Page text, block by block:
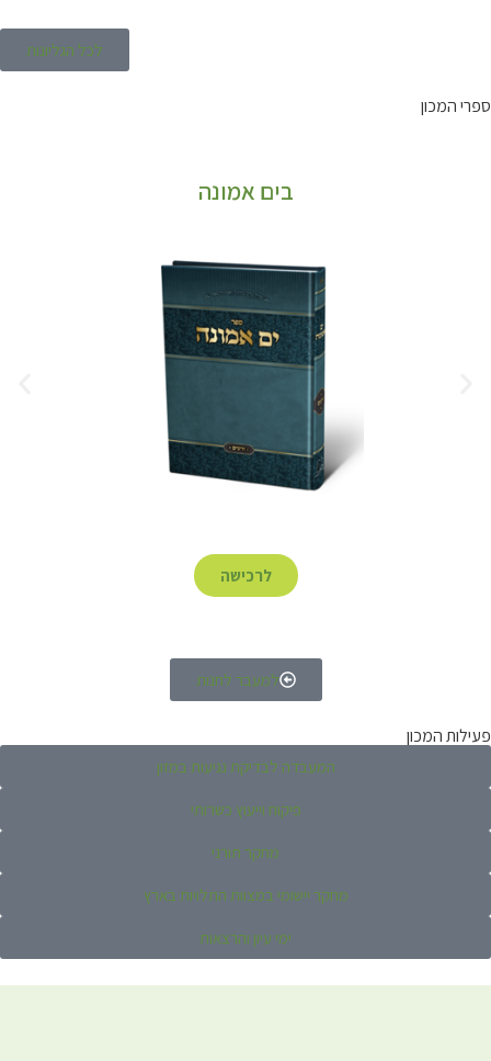
לכל הגליונות
ספרי המכון
בים אמונה
לרכישה
למעבר לחנות
פעילות המכון
המעבדה לבדיקת נגיעות במזון
פיקוח וייעוץ כשרותי
מחקר תורני
מחקר יישומי במצוות התלויות בארץ
ימי עיון והרצאות